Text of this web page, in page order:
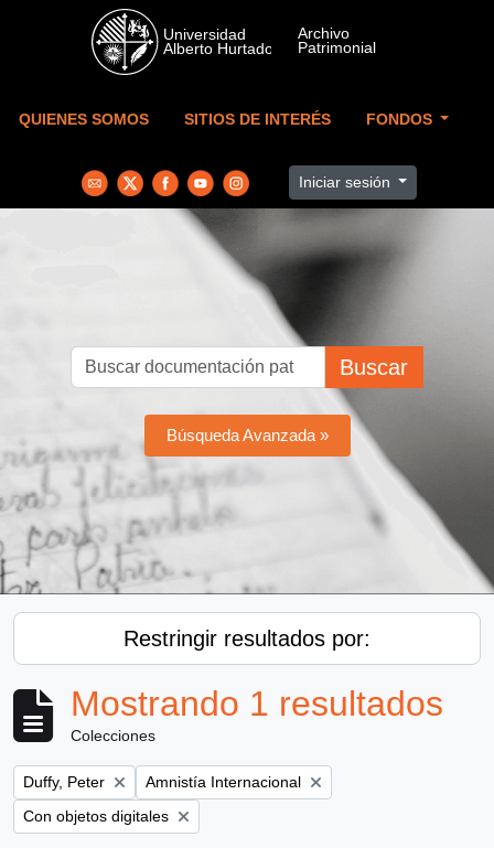
Skip to main content
QUIENES SOMOS SITIOS DE INTERÉS FONDOS
Iniciar sesión
Buscar
Búsqueda Avanzada »
Restringir resultados por:
Mostrando 1 resultados
Colecciones
Remove filter:
Duffy, Peter Remove filter:
Amnistía Internacional
Remove filter:
Con objetos digitales